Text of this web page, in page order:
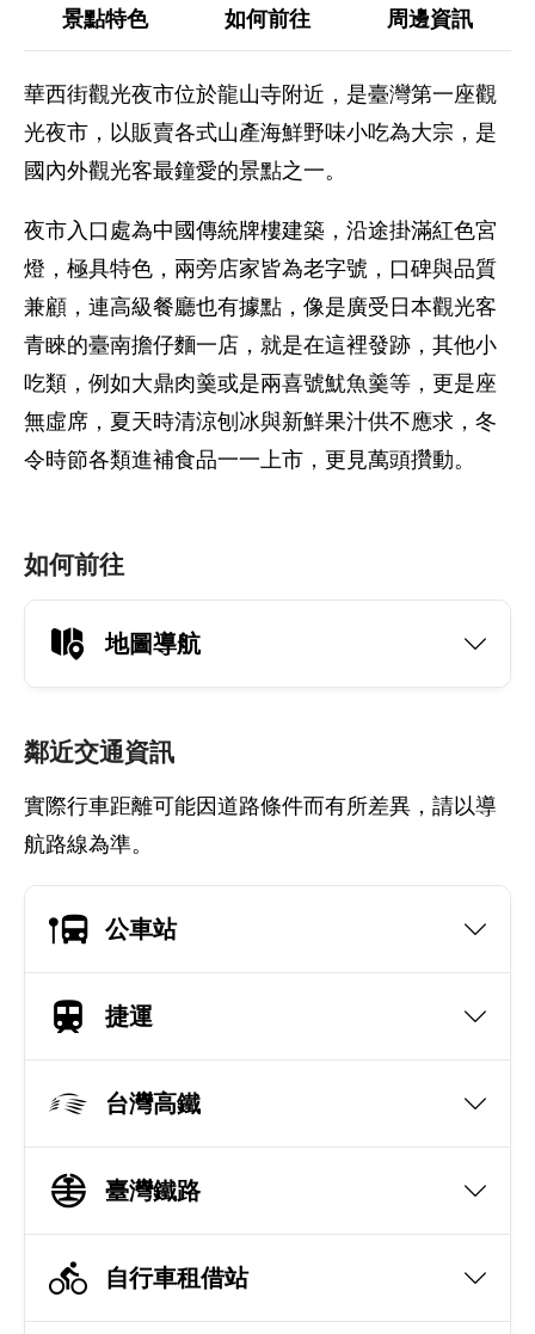
景點特色 如何前往 周邊資訊
華西街觀光夜市位於龍山寺附近，是臺灣第一座觀
光夜市，以販賣各式山產海鮮野味小吃為大宗，是
國內外觀光客最鐘愛的景點之一。
夜市入口處為中國傳統牌樓建築，沿途掛滿紅色宮
燈，極具特色，兩旁店家皆為老字號，口碑與品質
兼顧，連高級餐廳也有據點，像是廣受日本觀光客
青睞的臺南擔仔麵一店，就是在這裡發跡，其他小
吃類，例如大鼎肉羹或是兩喜號魷魚羹等，更是座
無虛席，夏天時清涼刨冰與新鮮果汁供不應求，冬
令時節各類進補食品一一上市，更見萬頭攢動。
如何前往
地圖導航
鄰近交通資訊
實際行車距離可能因道路條件而有所差異，請以導
航路線為準。
公車站
捷運
台灣高鐵
臺灣鐵路
自行車租借站